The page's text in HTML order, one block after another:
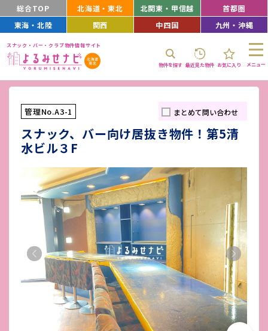
総合TOP 北海道・東北 北関東・甲信越
首都圏
東海・北陸
関西 中四国 九州・沖縄
スナック・バー・クラブ物件情報サイト
物件を探す 最近見た物件 お気に入り メニュー
管理No.A3-1 まとめて問い合わせ
スナック、バー向け居抜き物件！第5清
水ビル３F